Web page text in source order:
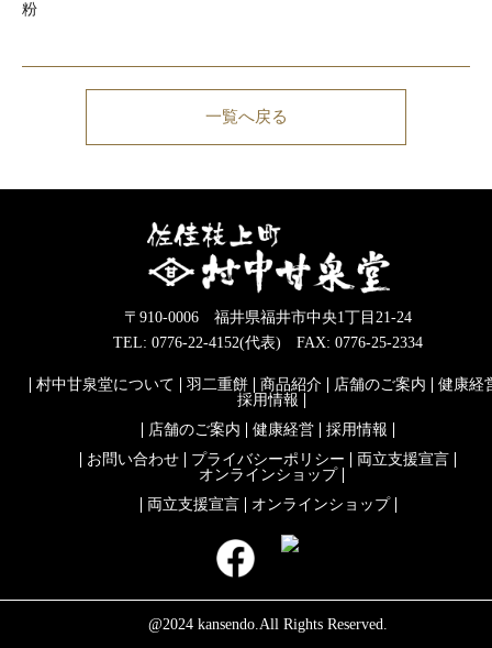
粉
一覧へ戻る
〒910-0006 福井県福井市中央1丁目21-24
TEL: 0776-22-4152(代表) FAX: 0776-25-2334
村中甘泉堂について 羽二重餅 商品紹介 店舗のご案内
健康経
採用情報
店舗のご案内
健康経営
採用情報
お問い合わせ
プライバシーポリシー
両立支援宣言
オンラインショップ
両立支援宣言
オンラインショップ
@2024 kansendo.All Rights Reserved.